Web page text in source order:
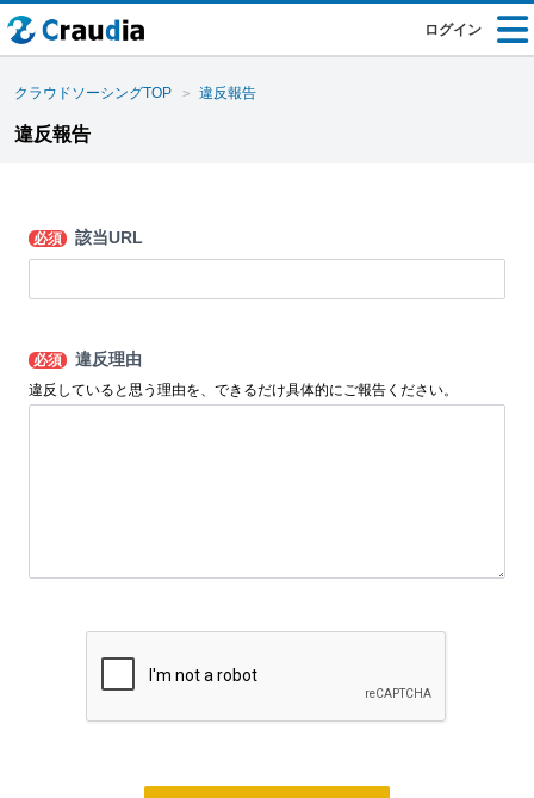
ログイン
クラウドソーシングTOP 違反報告
違反報告
必須 該当URL
必須 違反理由
違反していると思う理由を、できるだけ具体的にご報告ください。